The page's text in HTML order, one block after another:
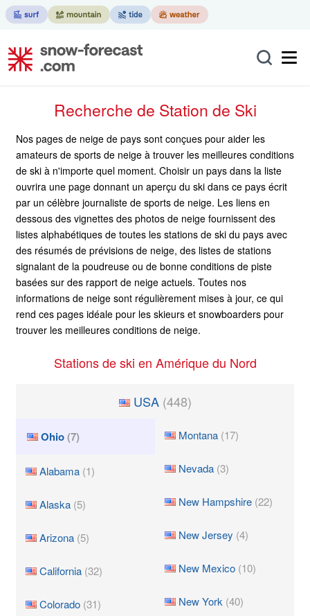
Recherche de Station de Ski
Nos pages de neige de pays sont conçues pour aider les
amateurs de sports de neige à trouver les meilleures conditions
de ski à n'importe quel moment. Choisir un pays dans la liste
ouvrira une page donnant un aperçu du ski dans ce pays écrit
par un célèbre journaliste de sports de neige. Les liens en
dessous des vignettes des photos de neige fournissent des
listes alphabétiques de toutes les stations de ski du pays avec
des résumés de prévisions de neige, des listes de stations
signalant de la poudreuse ou de bonne conditions de piste
basées sur des rapport de neige actuels. Toutes nos
informations de neige sont régulièrement mises à jour, ce qui
rend ces pages idéale pour les skieurs et snowboarders pour
trouver les meilleures conditions de neige.
Stations de ski en Amérique du Nord
USA (448)
Ohio(7)
Alabama (1)
Alaska (5)
Arizona (5)
California (32)
Colorado (31)
Montana (17)
Nevada (3)
New Hampshire (22)
New Jersey (4)
New Mexico (10)
New York (40)